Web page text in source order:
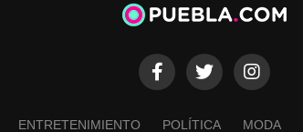
ENTRETENIMIENTO POLÍTICA MODA